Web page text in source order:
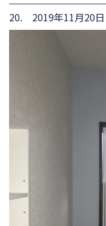
20. 2019年11月20日